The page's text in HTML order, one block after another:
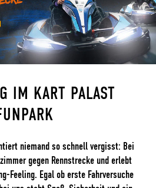
IM KART PALAST
niemand so schnell vergisst: Bei
gegen Rennstrecke und erlebt
Feeling. Egal ob erste Fahrversuche